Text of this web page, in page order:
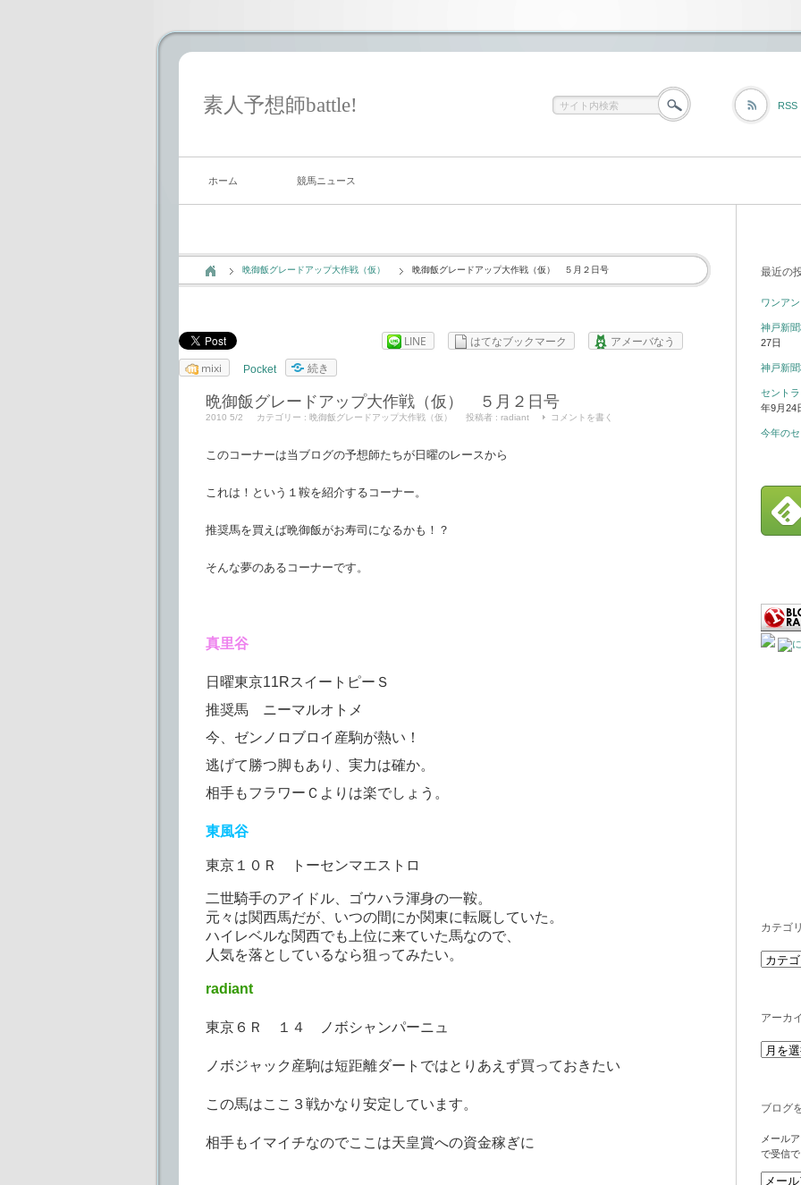
素人予想師battle! RSS
ホーム 競馬ニュース
晩御飯グレードアップ大作戦（仮） 晩御飯グレードアップ大作戦（仮） ５月２日号
LINE はてなブックマーク
アメーバなう
mixi
Pocket 続き
晩御飯グレードアップ大作戦（仮） ５月２日号
2010 5/2 カテゴリー : 晩御飯グレードアップ大作戦（仮） 投稿者 : radiant コメントを書く
このコーナーは当ブログの予想師たちが日曜のレースから
これは！という１鞍を紹介するコーナー。
推奨馬を買えば晩御飯がお寿司になるかも！？
そんな夢のあるコーナーです。
真里谷
日曜東京11RスイートピーＳ
推奨馬 ニーマルオトメ
今、ゼンノロブロイ産駒が熱い！
逃げて勝つ脚もあり、実力は確か。
相手もフラワーＣよりは楽でしょう。
東風谷
東京１０Ｒ トーセンマエストロ
二世騎手のアイドル、ゴウハラ渾身の一鞍。
元々は関西馬だが、いつの間にか関東に転厩していた。
ハイレベルな関西でも上位に来ていた馬なので、
人気を落としているなら狙ってみたい。
radiant
東京６Ｒ １４ ノボシャンパーニュ
ノボジャック産駒は短距離ダートではとりあえず買っておきたい
この馬はここ３戦かなり安定しています。
相手もイマイチなのでここは天皇賞への資金稼ぎに
最近の
ワンア
神戸新
27日
神戸新
セント
年9月24
今年の
カテゴ
アーカ
ブログ
メール
で受信で